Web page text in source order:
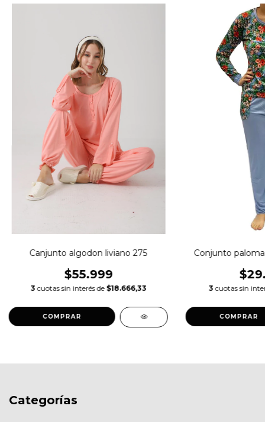
Canjunto algodon liviano 275
$55.999
3 cuotas sin interés de $18.666,33
COMPRAR
Conjunto
3 cuotas sin
COMPRAR
Categorías